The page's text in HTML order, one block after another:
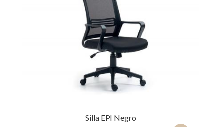
Silla EPI Negro